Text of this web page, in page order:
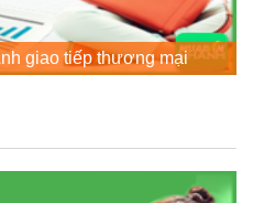
giao tiếp thương mại